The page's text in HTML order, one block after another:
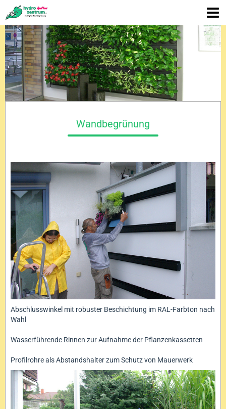
Wandbegrünung
Abschlusswinkel mit robuster Beschichtung im RAL-Farbton nach
Wahl
Wasserführende Rinnen zur Aufnahme der Pflanzenkassetten
Profilrohre als Abstandshalter zum Schutz von Mauerwerk